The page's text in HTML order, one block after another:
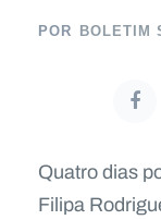
POR BOLETIM
Quatro dias
Filipa